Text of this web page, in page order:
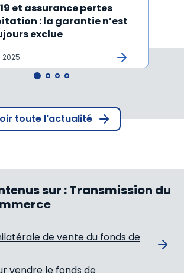
et assurance pertes
: la garantie n’est
exclue
2025
tôt
toute l'actualité
sur :Transmission du
de vente du fonds de
vendre le fonds de